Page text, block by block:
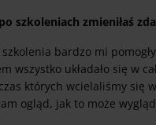
szkoleniach zmieniłaś
szkolenia bardzo mi
wszystko układało się w
których wcielaliśmy się
ogląd, jak to może